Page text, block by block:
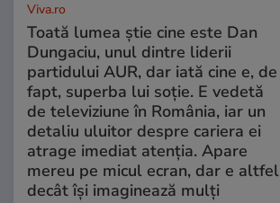
Viva.ro
Toată lumea știe cine este Dan
Dungaciu, unul dintre liderii
partidului AUR, dar iată cine e, de
fapt, superba lui soție. E vedetă
de televiziune în România, iar un
detaliu uluitor despre cariera ei
atrage imediat atenția. Apare
mereu pe micul ecran, dar e altfel
decât își imaginează mulți